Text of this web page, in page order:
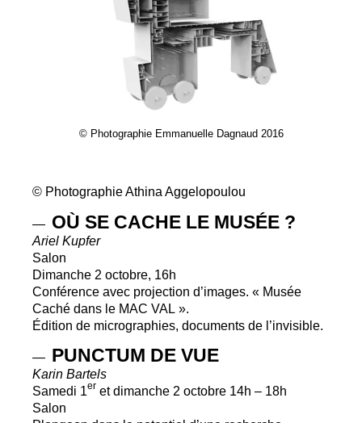
© Photographie Emmanuelle Dagnaud 2016
© Photographie Athina Aggelopoulou
— OÙ SE CACHE LE MUSÉE ?
Ariel Kupfer
Salon
Dimanche 2 octobre, 16h
Conférence avec projection d’images. « Musée
Caché dans le MAC VAL ».
Édition de micrographies, documents de l’invisible.
— PUNCTUM DE VUE
Karin Bartels
Samedi 1er et dimanche 2 octobre 14h – 18h
Salon